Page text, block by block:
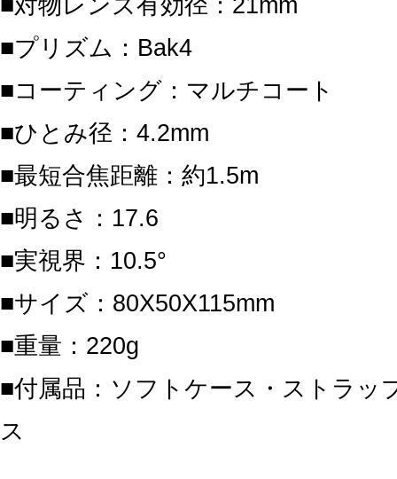
■対物レンズ有効径：21mm
■プリズム：Bak4
■コーティング：マルチコート
■ひとみ径：4.2mm
■最短合焦距離：約1.5m
■明るさ：17.6
■実視界：10.5°
■サイズ：80X50X115mm
■重量：220g
■付属品：ソフトケース・ストラッ
ス